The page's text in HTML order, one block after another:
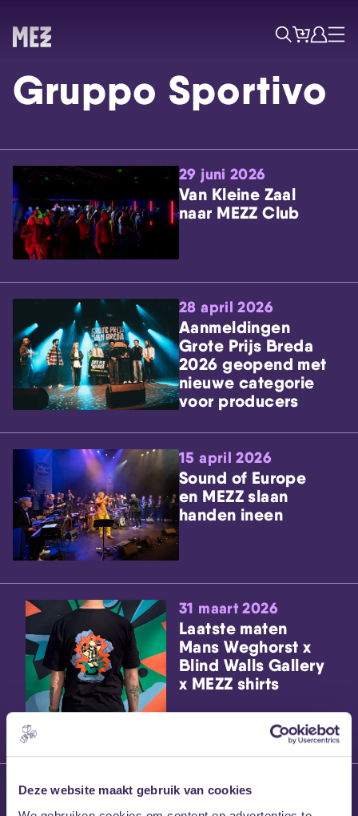
Deze website maakt gebruik van cookies
Skip navigatie
ZoekTicketsAccount
Menu
Gruppo Sportivo
29 juni 2026
Van Kleine Zaal
naar MEZZ Club
28 april 2026
Aanmeldingen
Grote Prijs Breda
2026 geopend met
nieuwe categorie
voor producers
15 april 2026
Sound of Europe
en MEZZ slaan
handen ineen
31 maart 2026
Laatste maten
Mans Weghorst x
Blind Walls Gallery
x MEZZ shirts
27 maart 2026
Willem’s Blog: